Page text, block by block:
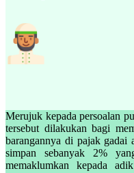
Merujuk kepada persoalan
tersebut dilakukan bagi
barangannya di pajak gadai
simpan sebanyak 2%
memaklumkan kepada